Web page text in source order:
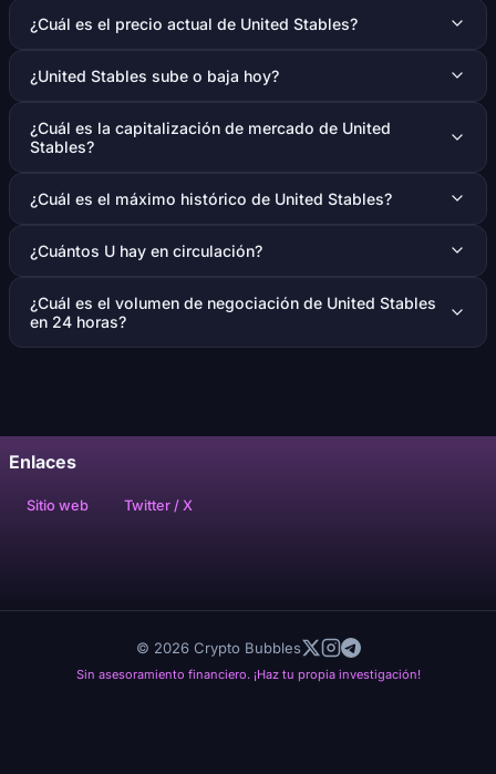
¿Cuál es el precio actual de United Stables?
¿United Stables sube o baja hoy?
¿Cuál es la capitalización de mercado de United
Stables?
¿Cuál es el máximo histórico de United Stables?
¿Cuántos U hay en circulación?
¿Cuál es el volumen de negociación de United Stables
en 24 horas?
Enlaces
Sitio web Twitter / X
Sin asesoramiento financiero. ¡Haz tu propia investigación!
© 2026 Crypto Bubbles